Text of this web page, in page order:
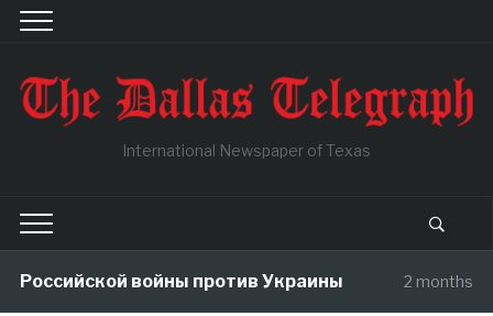
International Newspaper of Texas
Российской войны против Украины 2 months